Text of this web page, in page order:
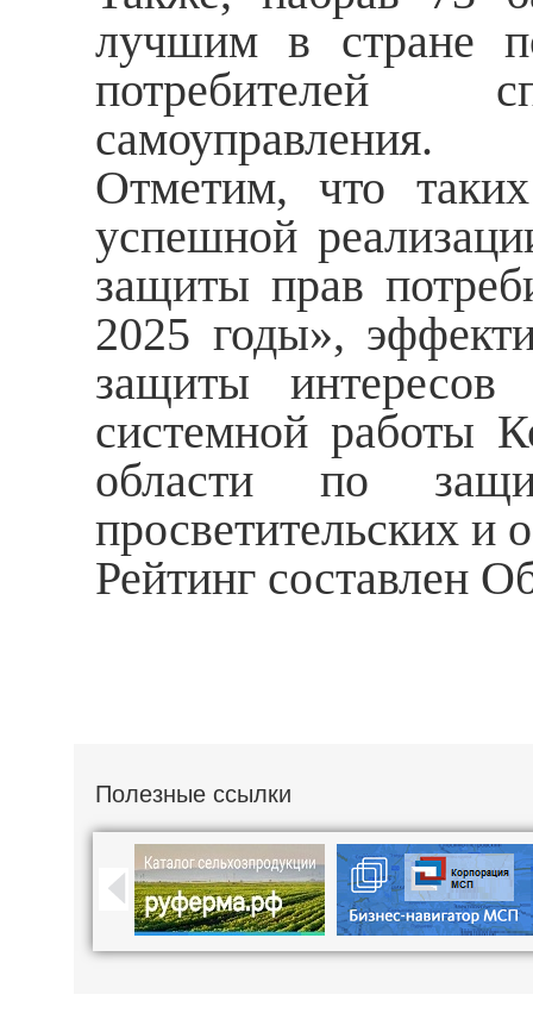
лучшим в стране
потребителей
самоуправления.
Отметим, что таких
успешной
защиты прав
2025 годы»,
защиты
системной работы
области по
просветительских и
Рейтинг составлен
Полезные ссылки